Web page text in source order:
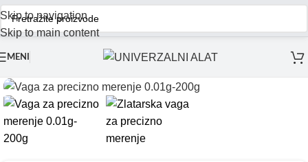
Skip to navigation
Skip to main content
MENI